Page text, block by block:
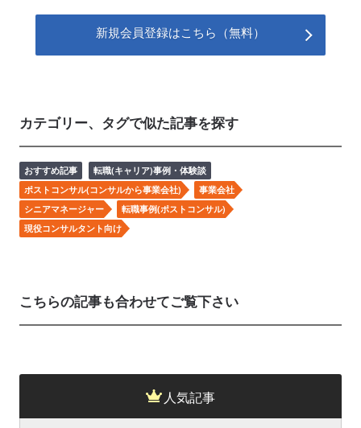
新規会員登録はこちら（無料）
カテゴリー、タグで似た記事を探す
おすすめ記事
転職(キャリア)事例・体験談
ポストコンサル(コンサルから事業会社)
事業会社
シニアマネージャー
転職事例(ポストコンサル)
現役コンサルタント向け
こちらの記事も合わせてご覧下さい
人気記事